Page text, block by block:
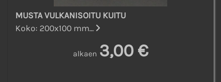
MUSTA VULKANISOITU KUITU
Koko: 200x100 mm...
alkaen 3,00 €